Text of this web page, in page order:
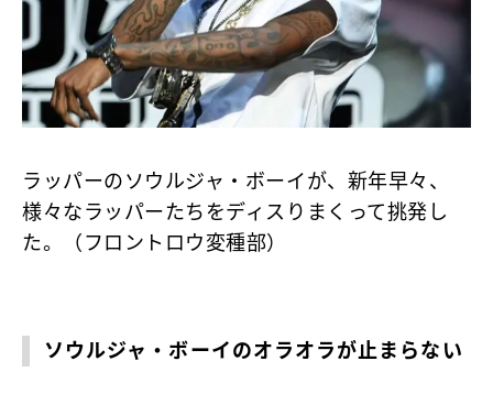
ラッパーのソウルジャ・ボーイが、新年早々、
様々なラッパーたちをディスりまくって挑発し
た。（フロントロウ変種部）
ソウルジャ・ボーイのオラオラが止まらない